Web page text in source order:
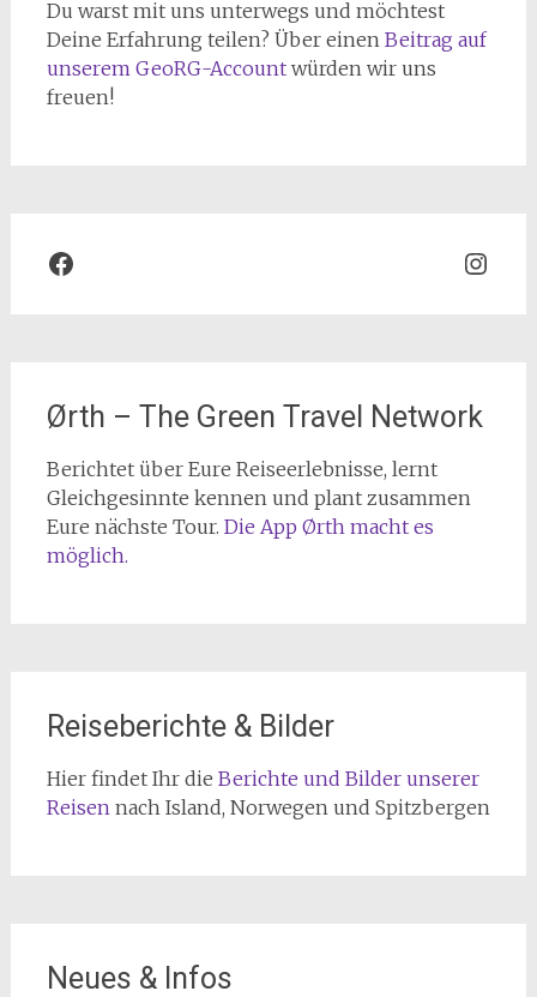
Du warst mit uns unterwegs und möchtest
Deine Erfahrung teilen? Über einen Beitrag auf
unserem GeoRG-Accountwürden wir uns
freuen!
Facebook
Ørth – The Green Travel Network
Berichtet über Eure Reiseerlebnisse, lernt
Gleichgesinnte kennen und plant zusammen
Eure nächste Tour. Die App Ørth macht es
möglich.
Reiseberichte & Bilder
Hier findet Ihr die Berichte und Bilder unserer
Reisennach Island, Norwegen und Spitzbergen
Neues & Infos